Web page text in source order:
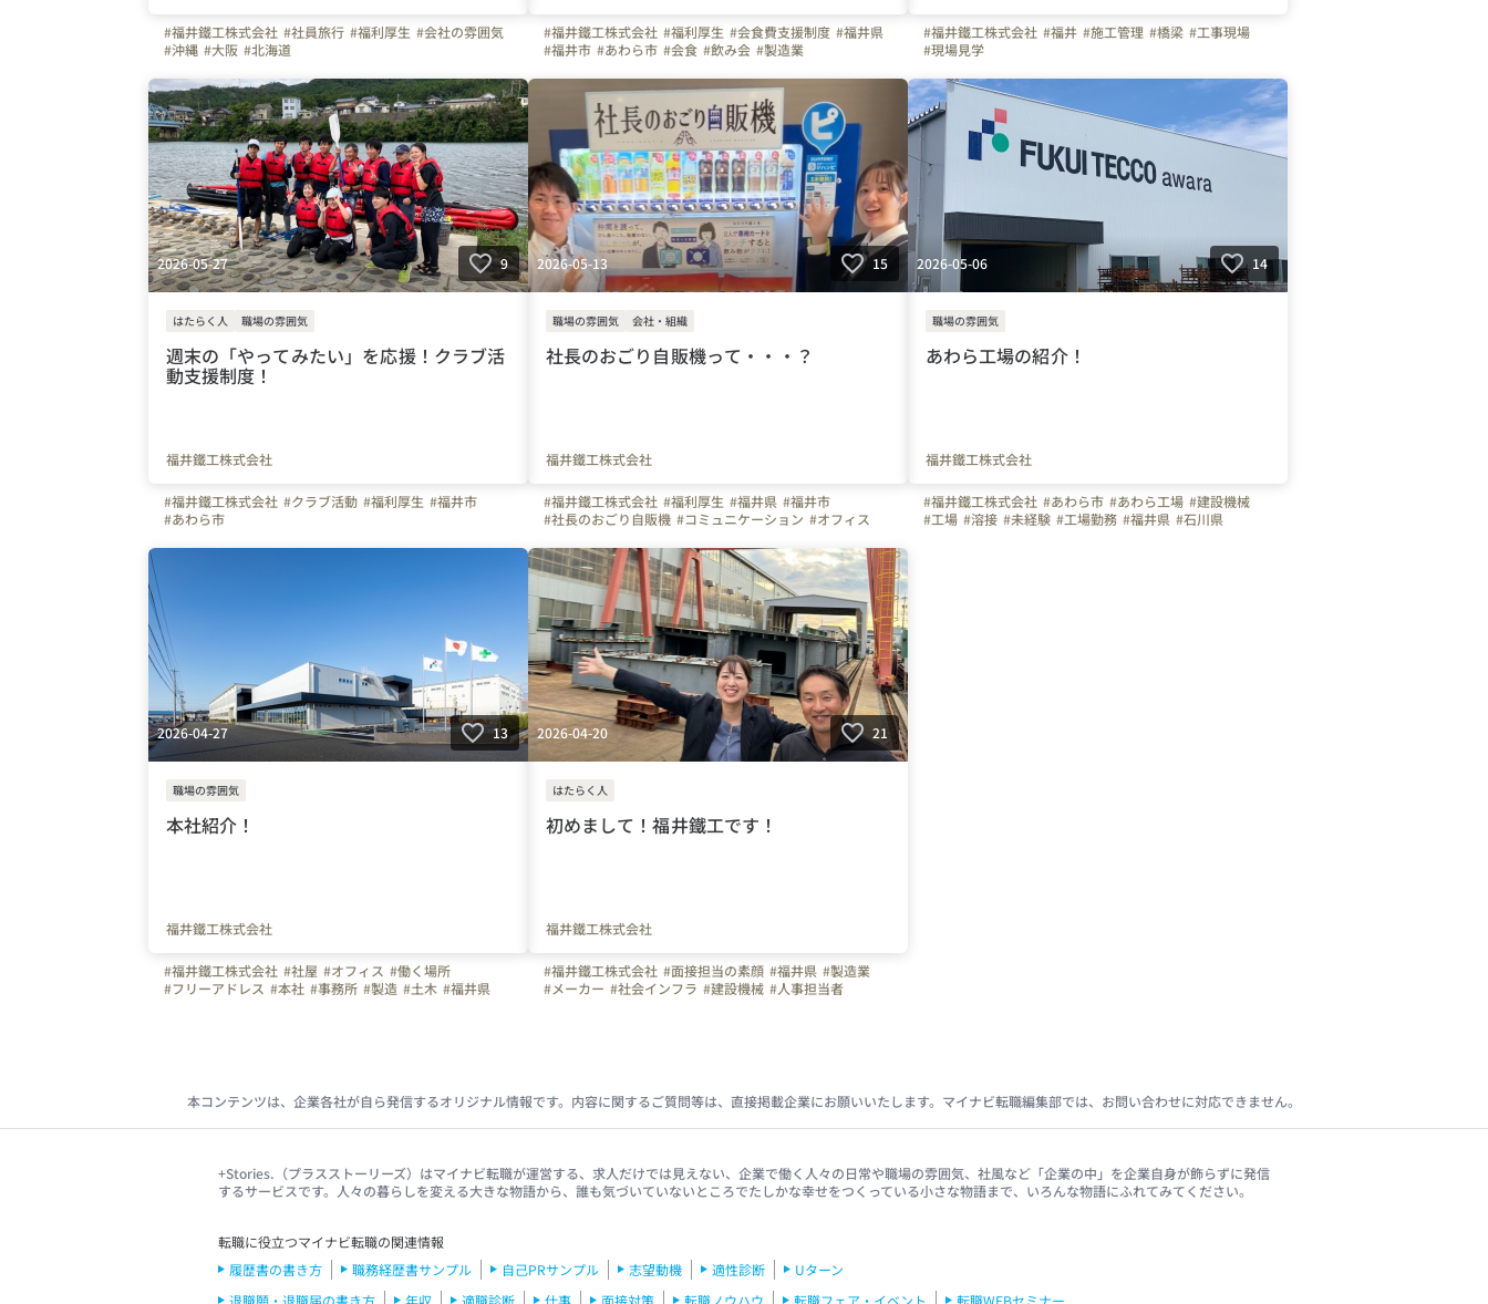
#福井鐵工株式会社 #社員旅行 #福利厚生 #会社の雰囲気
#沖縄 #大阪 #北海道
#福井鐵工株式会社 #福利厚生 #会食費支援制度 #福井県
#福井市 #あわら市 #会食 #飲み会 #製造業
#福井鐵工株式会社 #福井 #施工管理 #橋梁 #工事現場
#現場見学
2026-05-27 9
はたらく人 職場の雰囲気
週末の「やってみたい」を応援！クラブ活
動支援制度！
福井鐵工株式会社
#福井鐵工株式会社 #クラブ活動 #福利厚生 #福井市
#あわら市
2026-05-13 15
職場の雰囲気 会社・組織
社長のおごり自販機って・・・？
福井鐵工株式会社
#福井鐵工株式会社 #福利厚生 #福井県 #福井市
#社長のおごり自販機 #コミュニケーション #オフィス
2026-05-06 14
職場の雰囲気
あわら工場の紹介！
福井鐵工株式会社
#福井鐵工株式会社 #あわら市 #あわら工場 #建設機械
#工場 #溶接 #未経験 #工場勤務 #福井県 #石川県
2026-04-27 13
職場の雰囲気
本社紹介！
福井鐵工株式会社
#福井鐵工株式会社 #社屋 #オフィス #働く場所
#フリーアドレス #本社 #事務所 #製造 #土木 #福井県
2026-04-20 21
はたらく人
初めまして！福井鐵工です！
福井鐵工株式会社
#福井鐵工株式会社 #面接担当の素顔 #福井県 #製造業
#メーカー #社会インフラ #建設機械 #人事担当者
本コンテンツは、企業各社が自ら発信するオリジナル情報です。内容に関するご質問等は、直接掲載企業にお願いいたします。マイナビ転職編集部では、お問い合わせに対応できません。
+Stories.（プラスストーリーズ）はマイナビ転職が運営する、求人だけでは見えない、企業で働く人々の日常や職場の雰囲気、社風など「企業の中」を企業自身が飾らずに発信
するサービスです。人々の暮らしを変える大きな物語から、誰も気づいていないところでたしかな幸せをつくっている小さな物語まで、いろんな物語にふれてみてください。
転職に役立つマイナビ転職の関連情報
履歴書の書き方
職務経歴書サンプル 自己PRサンプル 志望動機 適性診断
Uターン
退職願・退職届の書き方
年収 適職診断 仕事 面接対策 転職ノウハウ 転職フェア・イベント 転職WEBセミナー